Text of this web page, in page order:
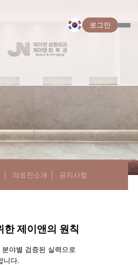
로그인
의료진소개 공지사항
한 제이앤의 원칙
야별 검증된 실력으로
니다.